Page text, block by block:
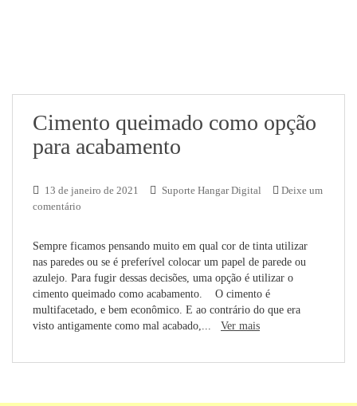
Cimento queimado como opção
para acabamento
13 de janeiro de 2021 Suporte Hangar Digital
Deixe um
comentário
Sempre ficamos pensando muito em qual cor de tinta utilizar
nas paredes ou se é preferível colocar um papel de parede ou
azulejo. Para fugir dessas decisões, uma opção é utilizar o
cimento queimado como acabamento. O cimento é
multifacetado, e bem econômico. E ao contrário do que era
visto antigamente como mal acabado,... Ver mais